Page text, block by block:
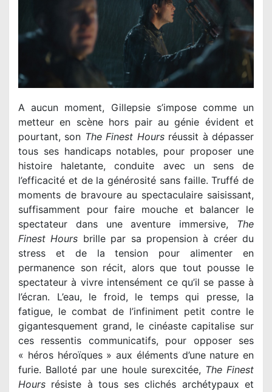
A aucun moment, Gillepsie s’impose comme un
metteur en scène hors pair au génie évident et
pourtant, son The Finest Hoursréussit à dépasser
tous ses handicaps notables, pour proposer une
histoire haletante, conduite avec un sens de
l’efficacité et de la générosité sans faille. Truffé de
moments de bravoure au spectaculaire saisissant,
suffisamment pour faire mouche et balancer le
spectateur dans une aventure immersive, The
Finest Hours brille par sa propension à créer du
stress et de la tension pour alimenter en
permanence son récit, alors que tout pousse le
spectateur à vivre intensément ce qu’il se passe à
l’écran. L’eau, le froid, le temps qui presse, la
fatigue, le combat de l’infiniment petit contre le
gigantesquement grand, le cinéaste capitalise sur
ces ressentis communicatifs, pour opposer ses
« héros héroïques » aux éléments d’une nature en
furie. Balloté par une houle surexcitée, The Finest
Hours résiste à tous ses clichés archétypaux et